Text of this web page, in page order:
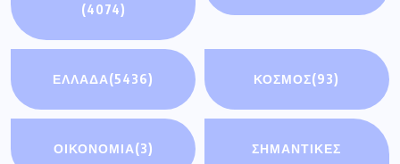
(4074)
ΕΛΛΑΔΑ(5436) ΚΟΣΜΟΣ(93)
ΟΙΚΟΝΟΜΊΑ(3)
ΣΗΜΑΝΤΙΚΈΣ